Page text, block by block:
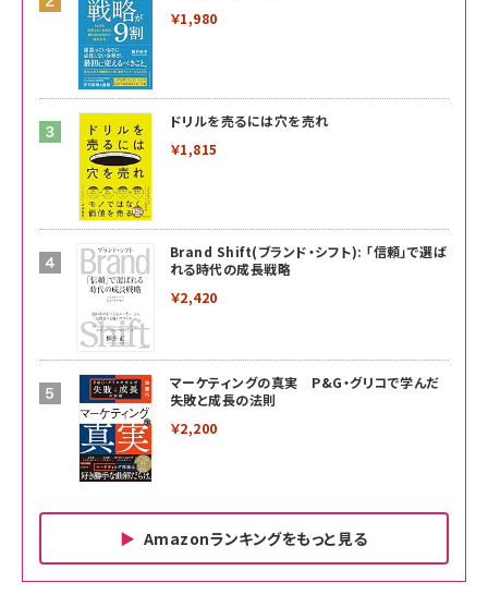
￥1,980
ドリルを売るには穴を売れ
￥1,815
Brand Shift(ブランド・シフト): 「信頼」で選ば
れる時代の成長戦略
￥2,420
マーケティングの真実 P&G・グリコで学んだ
失敗と成長の法則
￥2,200
Amazonランキングをもっと見る